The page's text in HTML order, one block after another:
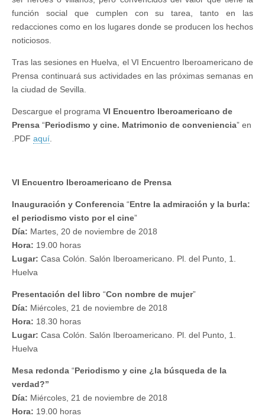
función social que cumplen con su tarea, tanto en las
redacciones como en los lugares donde se producen los hechos
noticiosos.
Tras las sesiones en Huelva, el VI Encuentro Iberoamericano de
Prensa continuará sus actividades en las próximas semanas en
la ciudad de Sevilla.
Descargue el programa VI Encuentro Iberoamericano de
Prensa “Periodismo y cine. Matrimonio de conveniencia” en
.PDF aquí
VI Encuentro Iberoamericano de Prensa
Inauguración y Conferencia “Entre la admiración y la burla:
el periodismo visto por el cine”
Día: Martes, 20 de noviembre de 2018
Hora: 19.00 horas
Lugar: Casa Colón. Salón Iberoamericano. Pl. del Punto, 1.
Huelva
Presentación del libro “Con nombre de mujer”
Día: Miércoles, 21 de noviembre de 2018
Hora: 18.30 horas
Lugar: Casa Colón. Salón Iberoamericano. Pl. del Punto, 1.
Huelva
Mesa redonda “Periodismo y cine ¿la búsqueda de la
verdad?”
Día: Miércoles, 21 de noviembre de 2018
Hora: 19.00 horas